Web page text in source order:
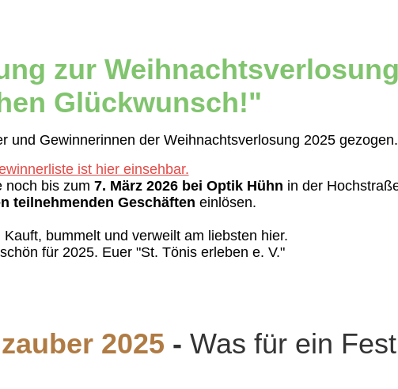
zur
Glückwunsch!"
und Gewinnerinnen der Weihnachtsverlosung 2025 gezogen.
ist hier einsehbar.
noch bis zum 7. März 2026 bei Optik Hühn in der
teilnehmenden Geschäften einlösen.
bummelt und verweilt am liebsten hier.
für 2025. Euer "St. Tönis erleben e. V."
2025 - Was für ein